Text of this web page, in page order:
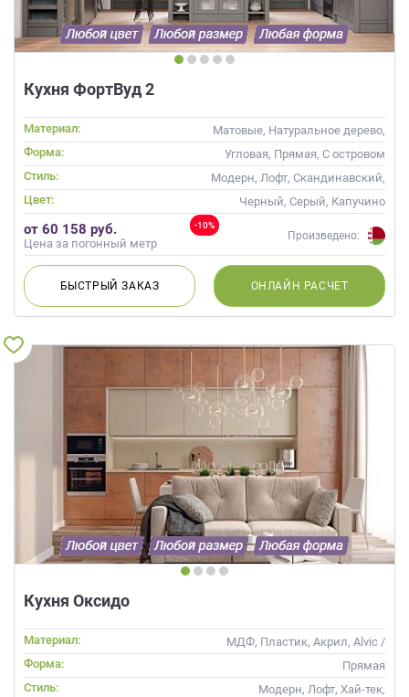
Кухня ФортВуд 2
Материал:
Матовые, Натуральное дерево,
Стекло, Массив
Форма:
Угловая, Прямая, С островом
Стиль:
Модерн, Лофт, Скандинавский,
Неоклассика, Современные
Цвет: Черный, Серый, Капучино
-10%
от 60 158 руб.
Цена за погонный метр
Произведено:
БЫСТРЫЙЗАКАЗ ОНЛАЙН РАСЧЕТ
Кухня Оксидо
Материал:
МДФ, Пластик, Акрил, Alvic /
УФ лак
Форма:
Прямая
Стиль:
Модерн, Лофт, Хай-тек,